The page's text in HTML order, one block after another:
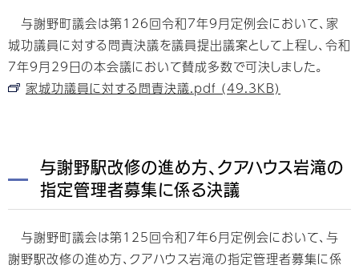
与謝野町議会は第126回令和7年9月定例会において、家
城功議員に対する問責決議を議員提出議案として上程し、令和
7年9月29日の本会議において賛成多数で可決しました。
家城功議員に対する問責決議.pdf (49.3KB)
与謝野駅改修の進め方、クアハウス岩滝の
指定管理者募集に係る決議
与謝野町議会は第125回令和7年6月定例会において、与
謝野駅改修の進め方、クアハウス岩滝の指定管理者募集に係